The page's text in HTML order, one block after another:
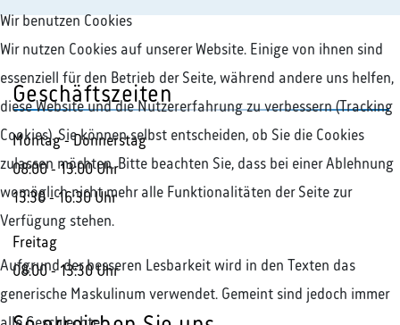
Geschäftszeiten
Montag - Donnerstag
08:00 - 13:00 Uhr
13:30 - 16:30 Uhr
Freitag
08:00 - 13:30 Uhr
Wir benutzen Cookies
Wir nutzen Cookies auf unserer Website. Einige von ihnen sind
essenziell für den Betrieb der Seite, während andere uns helfen,
diese Website und die Nutzererfahrung zu verbessern (Tracking
Cookies). Sie können selbst entscheiden, ob Sie die Cookies
zulassen möchten. Bitte beachten Sie, dass bei einer Ablehnung
womöglich nicht mehr alle Funktionalitäten der Seite zur
Verfügung stehen.
Aufgrund der besseren Lesbarkeit wird in den Texten das
generische Maskulinum verwendet. Gemeint sind jedoch immer